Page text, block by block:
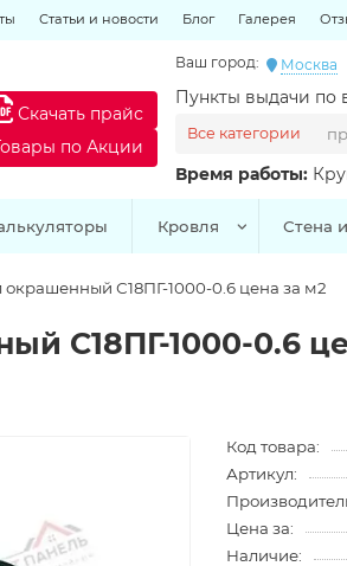
Статьи и новости Блог Галерея
Ваш город: Москва
Пункты выдачи по
Время работы:
Все категории
Скачать прайс
по Акции
Кровля Стена
окрашенный С18ПГ-1000-0.6 цена за м2
С18ПГ-1000-0.6
Код товара:
Артикул:
Цена за:
Наличие: